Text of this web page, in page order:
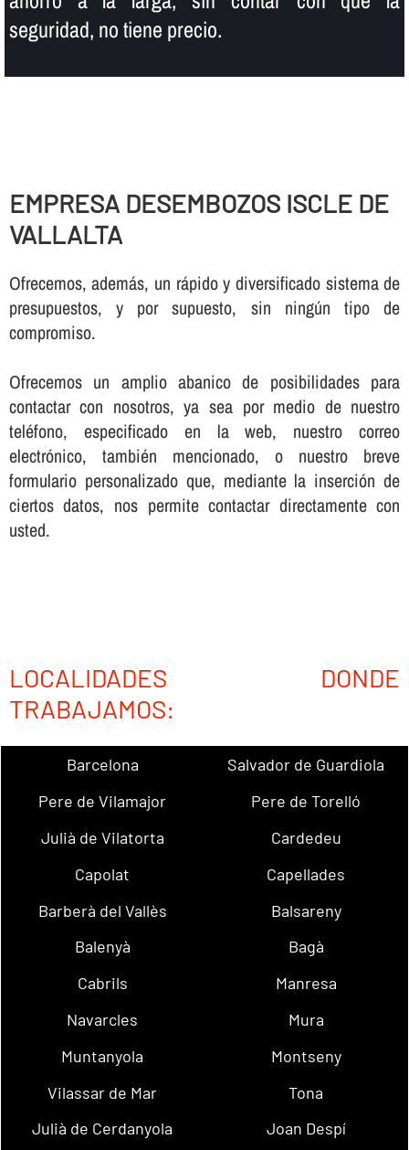
seguridad, no tiene precio.
EMPRESA DESEMBOZOS ISCLE DE
VALLALTA
Ofrecemos, además, un rápido y diversificado sistema de
presupuestos, y por supuesto, sin ningún tipo de
compromiso.
Ofrecemos un amplio abanico de posibilidades para
contactar con nosotros, ya sea por medio de nuestro
teléfono, especificado en la web, nuestro correo
electrónico, también mencionado, o nuestro breve
formulario personalizado que, mediante la inserción de
ciertos datos, nos permite contactar directamente con
usted.
LOCALIDADES DONDE
TRABAJAMOS:
Barcelona
Salvador de Guardiola
Pere de Vilamajor
Pere de Torelló
Julià de Vilatorta
Cardedeu
Capolat
Capellades
Barberà del Vallès
Balsareny
Balenyà
Bagà
Cabrils
Manresa
Navarcles
Mura
Muntanyola
Montseny
Vilassar de Mar
Tona
Julià de Cerdanyola
Joan Despí